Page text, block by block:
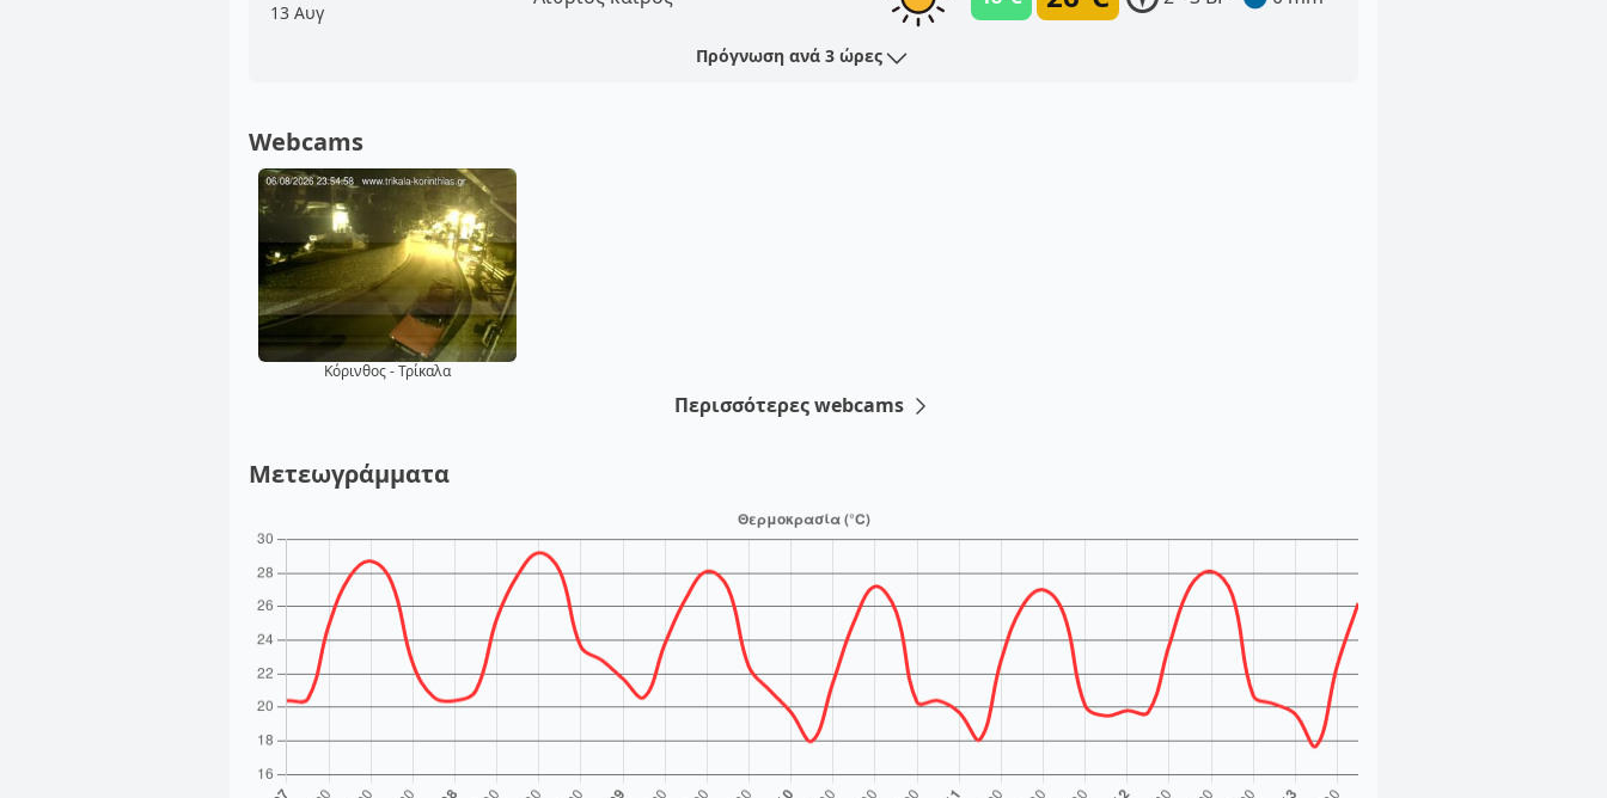
13 Αυγ
Πρόγνωση ανά 3 ώρες
Webcams
Κόρινθος - Τρίκαλα
Περισσότερες webcams
Μετεωγράμματα